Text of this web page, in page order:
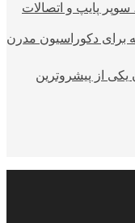
پایپ و اتصالات
برای دکوراسیون مدرن
یکی از پیشروترین